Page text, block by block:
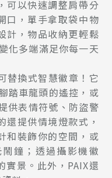
可以快速調整肩帶分
口，單手拿取袋中物
計，物品收納更輕鬆
化多端滿足你每一天
替換式智慧徽章！它
踏車龍頭的遙控，或
供表情符號、防盜警
提供情境燈款式，
和裝飾你的空間，或
鐘；透過攝影機徽
實景。此外，PAIX還